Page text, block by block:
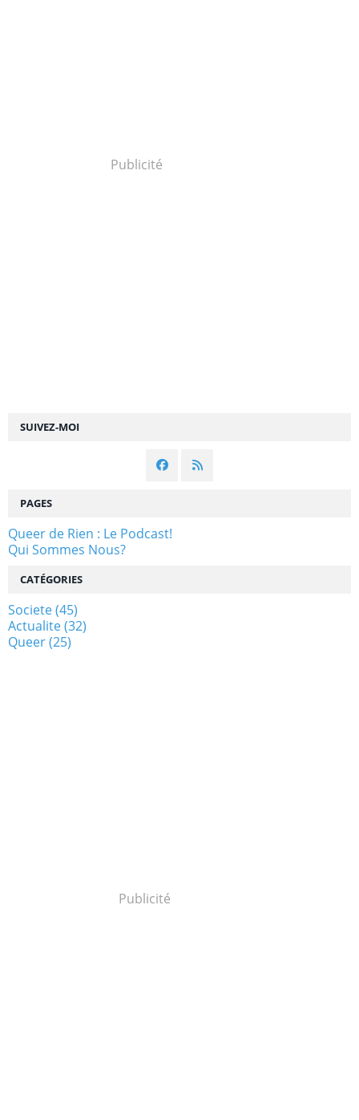
SUIVEZ-MOI
Publicité
PAGES
Queer de Rien : Le Podcast!
Qui Sommes Nous?
CATÉGORIES
Societe(45)
Actualite(32)
Queer(25)
Publicité